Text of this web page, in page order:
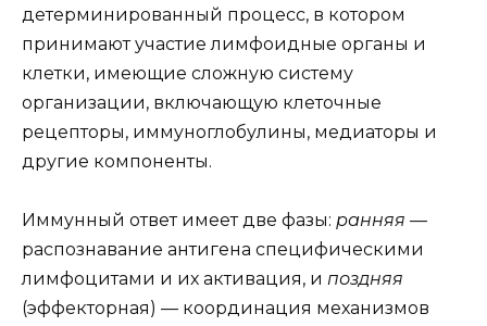
детерминированный процесс, в котором
принимают участие лимфоидные органы и
клетки, имеющие сложную систему
организации, включающую клеточные
рецепторы, иммуноглобулины, медиаторы и
другие компоненты.
Иммунный ответ имеет две фазы: ранняя —
распознавание антигена специфическими
лимфоцитами и их активация, и поздняя
(эффекторная) — координация механизмов